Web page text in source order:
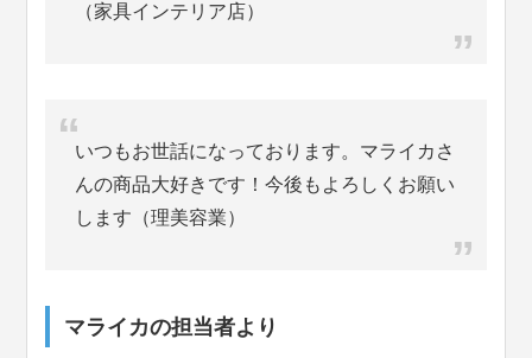
（家具インテリア店）
いつもお世話になっております。マライカさ
んの商品大好きです！今後もよろしくお願い
します（理美容業）
マライカの担当者より